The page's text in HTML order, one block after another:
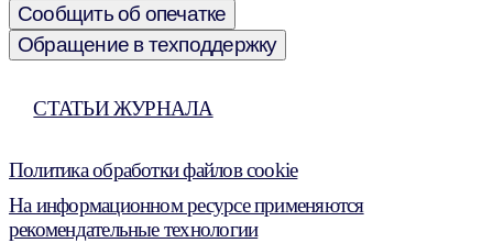
Сообщить об опечатке
Обращение в техподдержку
СТАТЬИ ЖУРНАЛА
Политика обработки файлов cookie
На информационном ресурсе применяются
рекомендательные технологии